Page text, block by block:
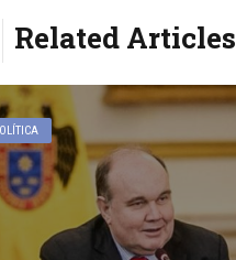
Related Articles